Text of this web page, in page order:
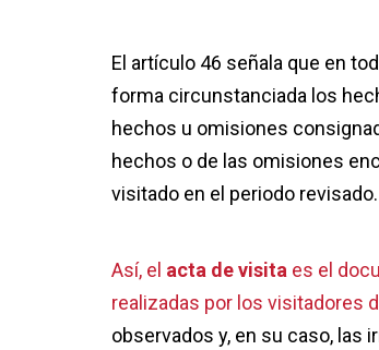
El artículo 46 señala que en
forma circunstanciada los
hechos u omisiones
hechos o de las omisiones
visitado en el periodo revisado.
Así, el acta de visita es el
realizadas por los visitadores
observados y, en su caso, las